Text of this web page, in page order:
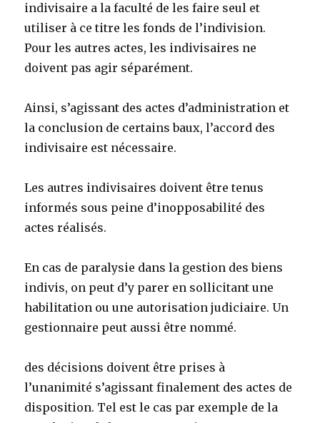
indivisaire a la faculté de les faire seul et
utiliser à ce titre les fonds de l’indivision.
Pour les autres actes, les indivisaires ne
doivent pas agir séparément.
Ainsi, s’agissant des actes d’administration et
la conclusion de certains baux, l’accord des
indivisaire est nécessaire.
Les autres indivisaires doivent être tenus
informés sous peine d’inopposabilité des
actes réalisés.
En cas de paralysie dans la gestion des biens
indivis, on peut d’y parer en sollicitant une
habilitation ou une autorisation judiciaire. Un
gestionnaire peut aussi être nommé.
des décisions doivent être prises à
l’unanimité s’agissant finalement des actes de
disposition. Tel est le cas par exemple de la